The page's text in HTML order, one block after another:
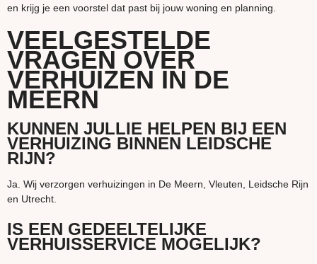
en krijg je een voorstel dat past bij jouw woning en planning.
VEELGESTELDE
VRAGEN OVER
VERHUIZEN IN DE
MEERN
KUNNEN JULLIE HELPEN BIJ EEN
VERHUIZING BINNEN LEIDSCHE
RIJN?
Ja. Wij verzorgen verhuizingen in De Meern, Vleuten, Leidsche Rijn
en Utrecht.
IS EEN GEDEELTELIJKE
VERHUISSERVICE MOGELIJK?